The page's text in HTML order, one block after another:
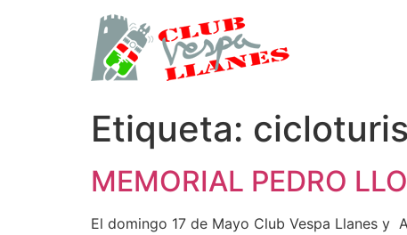
Etiqueta:
MEMORIAL PEDRO
El domingo 17 de Mayo Club Vespa Llanes y